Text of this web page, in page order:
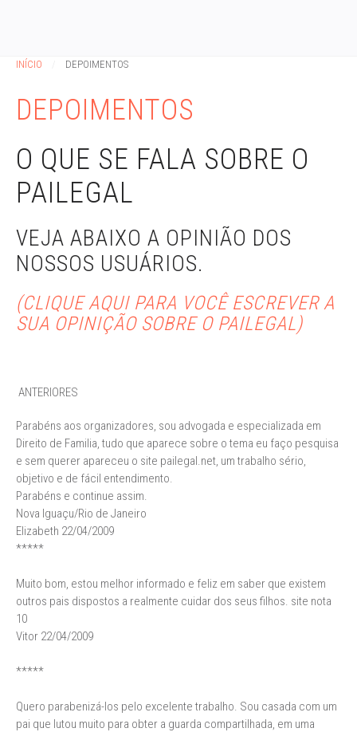
INÍCIO DEPOIMENTOS
DEPOIMENTOS
O QUE SE FALA SOBRE O
PAILEGAL
VEJA ABAIXO A OPINIÃO DOS
NOSSOS USUÁRIOS.
(CLIQUE AQUI PARA VOCÊ ESCREVER A
SUA OPINIÇÃO SOBRE O PAILEGAL)
ANTERIORES
Parabéns aos organizadores, sou advogada e especializada em
Direito de Familia, tudo que aparece sobre o tema eu faço pesquisa
e sem querer apareceu o site pailegal.net, um trabalho sério,
objetivo e de fácil entendimento.
Parabéns e continue assim.
Nova Iguaçu/Rio de Janeiro
Elizabeth 22/04/2009
*****
Muito bom, estou melhor informado e feliz em saber que existem
outros pais dispostos a realmente cuidar dos seus filhos. site nota
10
Vitor 22/04/2009
*****
Quero parabenizá-los pelo excelente trabalho. Sou casada com um
pai que lutou muito para obter a guarda compartilhada, em uma